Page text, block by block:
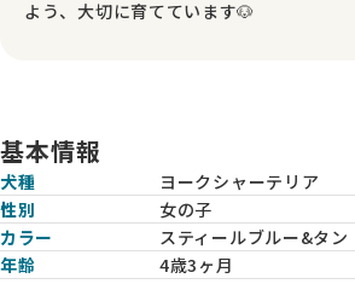
よう、大切に育てています🐶
基本情報
犬種
ヨークシャーテリア
性別
女の子
カラー
スティールブルー&タン
年齢
4歳3ヶ月